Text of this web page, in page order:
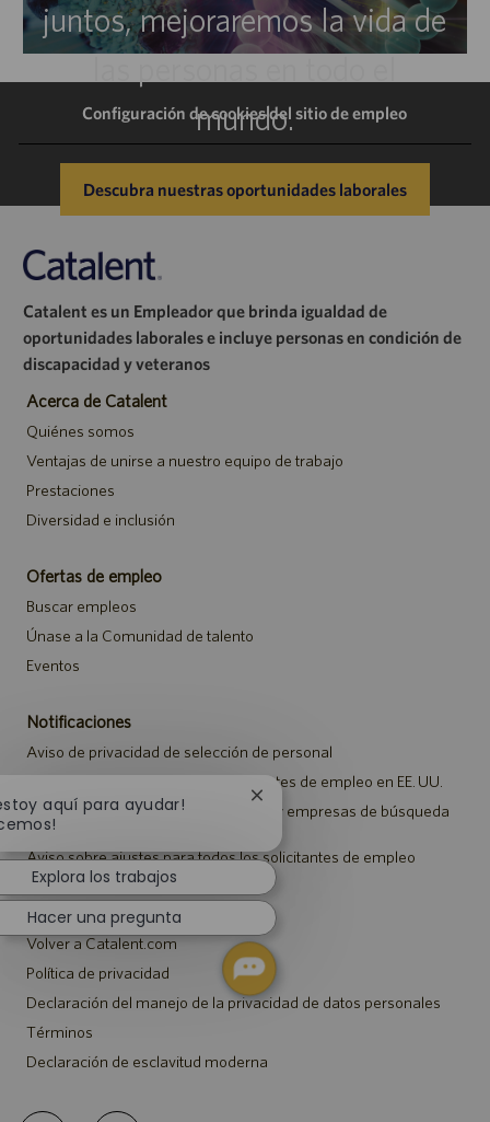
juntos, mejoraremos la vida de
mundo.
Descubra nuestras oportunidades laborales
Configuración de cookies del sitio de empleo
Catalent es un Empleador que brinda igualdad de
oportunidades laborales e incluye personas en condición de
discapacidad y veteranos
Acerca de Catalent
Quiénes somos
Ventajas de unirse a nuestro equipo de trabajo
Prestaciones
Diversidad e inclusión
Ofertas de empleo
Buscar empleos
Únase a la Comunidad de talento
Eventos
Notificaciones
Aviso de privacidad de selección de personal
Aviso de seguridad para los solicitantes de empleo en EE. UU.
Aviso a representantes de agencias y empresas de búsqueda
de empleo
Aviso sobre ajustes para todos los solicitantes de empleo
Catalent.com
Volver a Catalent.com
Política de privacidad
Declaración del manejo de la privacidad de datos personales
Términos
Declaración de esclavitud moderna
aquí para ayudar!
Cerrar
notificación
chatbot
Explora los trabajos
Hacer una pregunta